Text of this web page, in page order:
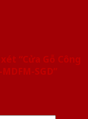
“Cửa Gỗ Công
SGD”